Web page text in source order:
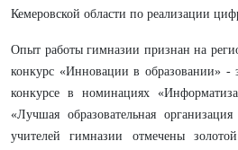
Кемеровской области по реализации
Опыт работы гимназии признан на
конкурс «Инновации в образовании» -
конкурсе в номинациях
«Лучшая образовательная
учителей гимназии отмечены